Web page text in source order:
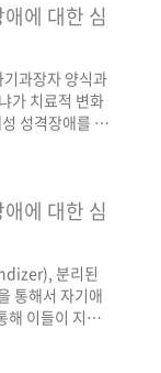
국심리학회가
양
발의했습니다.
다는 의도는 환
..
에 대한 심
과장자 양식과
가 치료적 변화
성격장애를 지
니라 우월함을
가절하하기 쉽
로는 배울 수 없
않기 위해서는
각하니 두려운
격을 지녔을 경
하기 어려울
에 대한 심
분리된
통해서 자기애
해 이들이 지닌
공감적으로 접
기애 및 그 치료